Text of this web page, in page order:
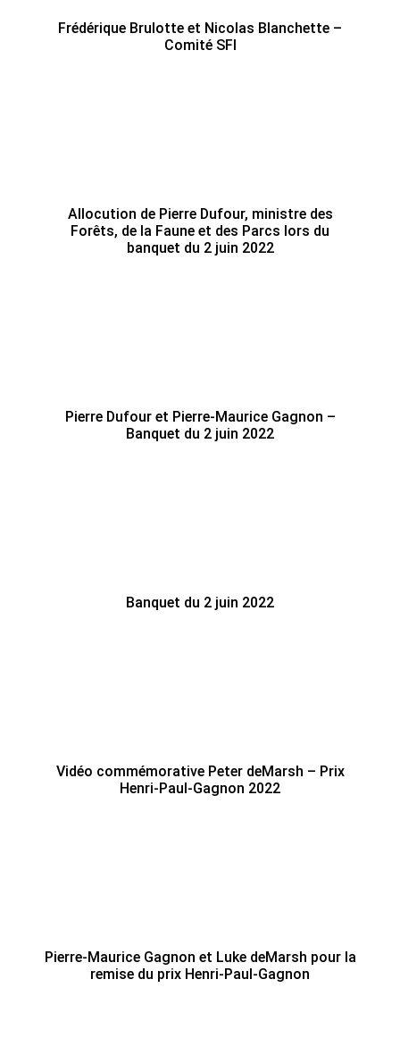
Frédérique Brulotte et Nicolas Blanchette –
Comité SFI
Allocution de Pierre Dufour, ministre des
Forêts, de la Faune et des Parcs lors du
banquet du 2 juin 2022
Pierre Dufour et Pierre-Maurice Gagnon –
Banquet du 2 juin 2022
Banquet du 2 juin 2022
Vidéo commémorative Peter deMarsh – Prix
Henri-Paul-Gagnon 2022
Pierre-Maurice Gagnon et Luke deMarsh pour la
remise du prix Henri-Paul-Gagnon